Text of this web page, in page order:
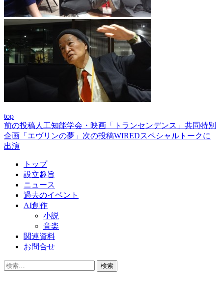
top
投
稿
前の投稿人工知能学会・映画「トランセンデンス」共同特別
企画「エヴリンの夢」 次の投稿WIREDスペシャルトークに
出演
トップ
設立趣旨
ニュース
過去のイベント
AI創作
小説
音楽
関連資料
お問合せ
検